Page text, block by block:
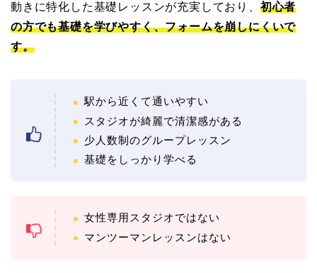
動きに特化した基礎レッスンが充実しており、 初心者
の方でも基礎を学びやすく、フォームを崩しにくいで
す。
駅から近くて通いやすい
スタジオが綺麗で清潔感がある
少人数制のグループレッスン
基礎をしっかり学べる
女性専用スタジオではない
マンツーマンレッスンはない